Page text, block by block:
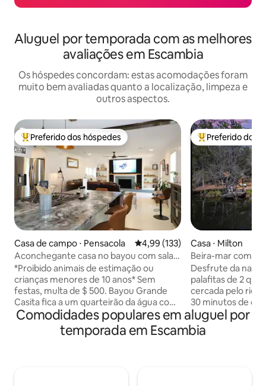
Aluguel por temporada com as melhores
avaliações em Escambia
Os hóspedes concordam: estas acomodações foram
muito bem avaliadas quanto a localização, limpeza e
outros aspectos.
Entre os melhores preferidos dos hóspedes
Preferido dos hóspedes
Casa de campo ⋅ Pensacola 4,99 de uma avaliação média de
4,99 (133)
Aconchegante casa no bayou com sala
de jogos perto das praias de NAS Dtown
*Proibido animais de estimação ou
crianças menores de 10 anos* Sem
festas, multa de $ 500. Bayou Grande
Casita fica a um quarteirão da água com
cozinha de chef, camas e sofá
exuberantes e sala de jogos com
pingue-pongue e dardos. Leve os
Entre os
Preferido dos
Casa ⋅ Milton
Beira-mar com
River Shanty
Desfrute da
palafitas de 2
cercada pelo rio
30 minutos de
Passeie de
as tartarugas e
ou passeie de
Comodidades populares em aluguel por
temporada em Escambia